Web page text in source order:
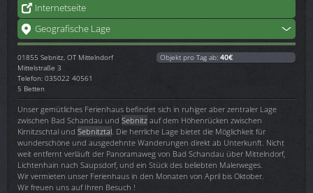
Internetseite
Geografische Lage
01855 Sebnitz, OT Mittelndorf
Mittelstraße 3
Telefon: 035022 40561
5 Betten
Objekt pro Tag ab: 40€
Unser gemütliches Ferienhaus befindet sich in ruhiger aber zentraler Lage
zwischen Bad Schandau und Sebnitz auf dem Höhenrücken zwischen
Kirnitzschtal und Sebnitztal . Die herrliche Lage bietet die Möglichkeit für
wunderschöne und ausgedehnte Wanderungen direkt ab Unterkunft. Nicht
weit entfernt verläuft der Panoramaweg von Bad Schandau über Mittelndorf,
Lichtenhain nach Saupsdorf, und ein Stück des beliebten Malerweges.
Wir vermieten unser Ferienhaus in den Monaten von April bis Oktober.
Wir freuen uns auf Ihren Besuch !